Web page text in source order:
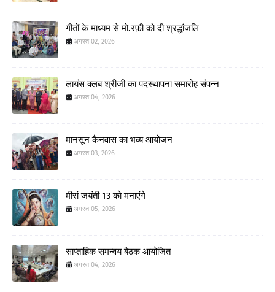
गीतों के माध्यम से मो.रफ़ी को दी श्रद्धांजलि
अगस्त 02, 2026
लायंस क्लब श्रीजी का पदस्थापना समारोह संपन्न
अगस्त 04, 2026
मानसून कैनवास का भव्य आयोजन
अगस्त 03, 2026
मीरां जयंती 13 को मनाएंगे
अगस्त 05, 2026
साप्ताहिक समन्वय बैठक आयोजित
अगस्त 04, 2026